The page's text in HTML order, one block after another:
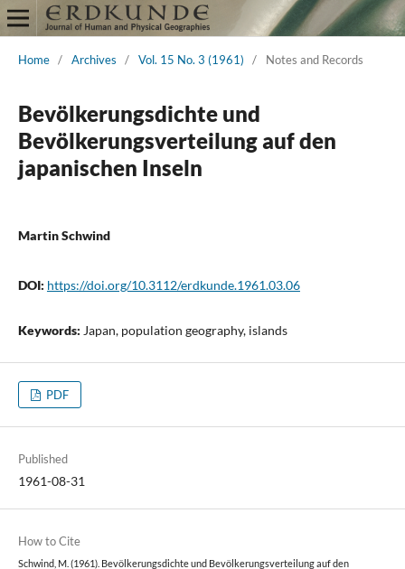
Home / Archives / Vol. 15 No. 3 (1961) / Notes and Records
Bevölkerungsdichte und
Bevölkerungsverteilung auf den
japanischen Inseln
Martin Schwind
DOI: https://doi.org/10.3112/erdkunde.1961.03.06
Keywords: Japan, population geography, islands
PDF
Published
1961-08-31
How to Cite
Schwind, M. (1961). Bevölkerungsdichte und Bevölkerungsverteilung auf den